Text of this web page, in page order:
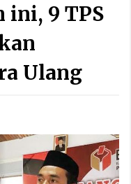
ini, 9 TPS
Ulang